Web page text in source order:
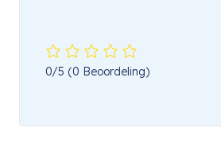
0/5 (0 Beoordeling)